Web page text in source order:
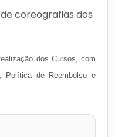
coreografias dos
dos Cursos, com
Política de Reembolso e